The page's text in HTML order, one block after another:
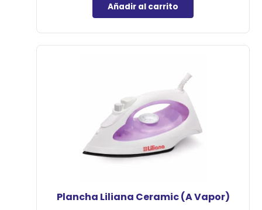
Añadir al carrito
Plancha Liliana Ceramic (A Vapor)